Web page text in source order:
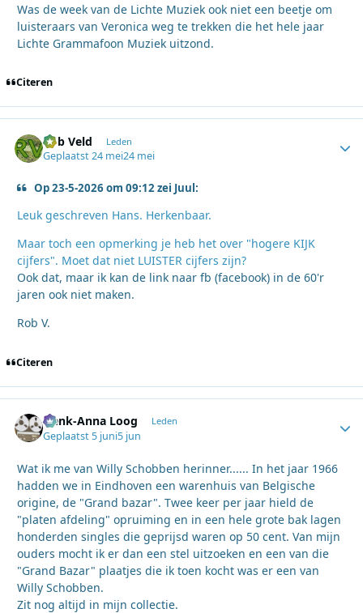
Was de week van de Lichte Muziek ook niet een beetje om
luisteraars van Veronica weg te trekken die het hele jaar
Lichte Grammafoon Muziek uitzond.
Citeren
Rob Veld Leden
Geplaatst24 mei24 mei
Op 23-5-2026 om 09:12 zei Juul:
Leuk geschreven Hans. Herkenbaar.
Maar toch een opmerking je heb het over "hogere KIJK
cijfers". Moet dat niet LUISTER cijfers zijn?
Ook dat, maar ik kan de link naar fb (facebook) in de 60'r
jaren ook niet maken.
Rob V.
Citeren
Henk-Anna Loog Leden
Geplaatst 5 juni5 jun
Wat ik me van Willy Schobben herinner...... In het jaar 1966
hadden we in Eindhoven een warenhuis van Belgische
origine, de "Grand bazar". Twee keer per jaar hield de
"platen afdeling" opruiming en in een hele grote bak lagen
honderden singles die geprijsd waren op 50 cent. Van mijn
ouders mocht ik er dan een stel uitzoeken en een van die
"Grand Bazar" plaatjes die ik toen kocht was er een van
Willy Schobben.
Zit nog altijd in mijn collectie.